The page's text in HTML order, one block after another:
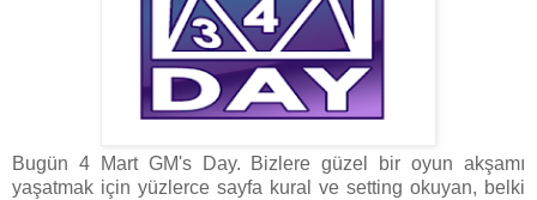
Bugün 4 Mart GM's Day. Bizlere güzel bir oyun akşamı
yaşatmak için yüzlerce sayfa kural ve setting okuyan, belki